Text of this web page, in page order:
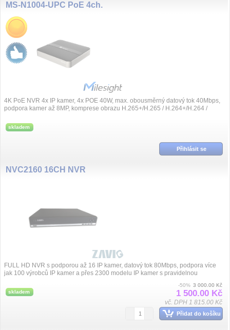
MS-N1004-UPC PoE 4ch.
4K PoE NVR 4x IP kamer, 4x POE 40W, max. obousměrný datový tok 40Mbps,
podpora kamer až 8MP, komprese obrazu H.265+/H.265 / H.264+/H.264 /
skladem
Přihlásit se
NVC2160 16CH NVR
FULL HD NVR s podporou až 16 IP kamer, datový tok 80Mbps, podpora více
jak 100 výrobců IP kamer a přes 2300 modelu IP kamer s pravidelnou
skladem
-50% 3 000.00 Kč
1 500.00 Kč
vč. DPH 1 815.00 Kč
Přidat do košíku